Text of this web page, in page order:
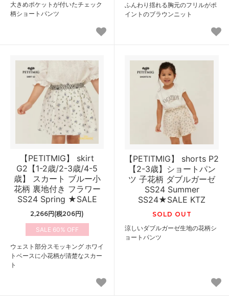
大きめポケットが付いたチェック
柄ショートパンツ
ふんわり揺れる胸元のフリルがポ
イントのブラウンニット
【PETITMIG】 skirt
G2【1-2歳/2-3歳/4-5
歳】 スカート ブルー小
花柄 裏地付き フラワー
SS24 Spring ★SALE
2,266円(税206円)
60%
ウェスト部分スモッキング ホワイ
トベースに小花柄が清楚なスカー
ト
【PETITMIG】 shorts P2
【2-3歳】ショートパン
ツ 子花柄 ダブルガーゼ
SS24 Summer
SS24★SALE KTZ
SOLD OUT
涼しいダブルガーゼ生地の花柄シ
ョートパンツ